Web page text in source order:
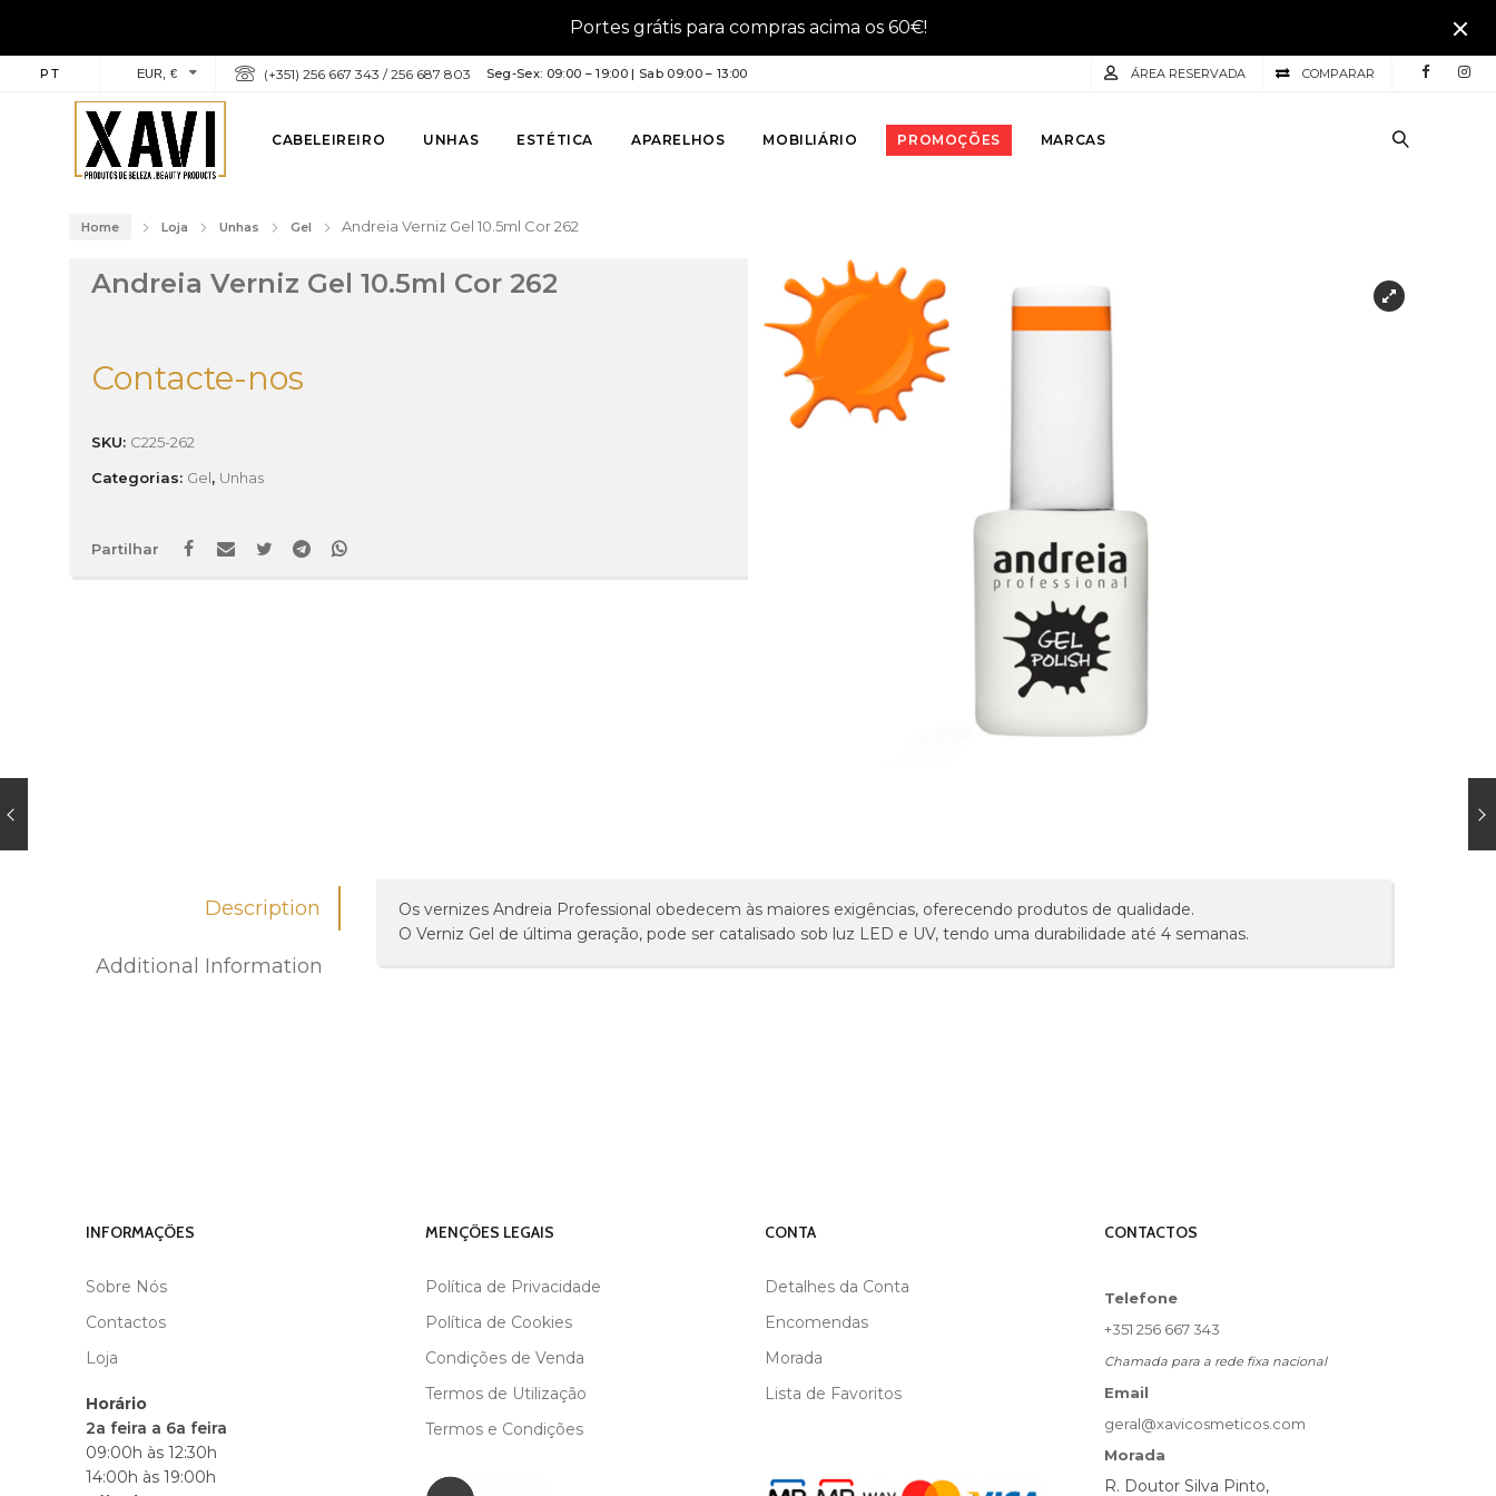
Portes grátis para compras acima os 60€!
PT EUR, € (+351) 256 667 343 / 256 687 803 Seg-Sex: 09:00 – 19:00 | Sab 09:00 – 13:00 COMPARAR
ÁREA RESERVADA
CABELEIREIRO UNHAS ESTÉTICA APARELHOS MOBILIÁRIO PROMOÇÕES MARCAS
Home Loja Unhas Gel Andreia Verniz Gel 10.5ml Cor 262
Andreia Verniz Gel 10.5ml Cor 262
Contacte-nos
SKU: C225-262
Categorias: Gel, Unhas
Partilhar
Description
Additional Information
Os vernizes Andreia Professional obedecem às maiores exigências, oferecendo produtos de qualidade.
O Verniz Gel de última geração, pode ser catalisado sob luz LED e UV, tendo uma durabilidade até 4 semanas.
INFORMAÇÕES
Sobre Nós
Contactos
Loja
Horário
2a feira a 6a feira
09:00h às 12:30h
14:00h às 19:00h
MENÇÕES LEGAIS
Política de Privacidade
Política de Cookies
Condições de Venda
Termos de Utilização
Termos e Condições
CONTA
Detalhes da Conta
Encomendas
Morada
Lista de Favoritos
CONTACTOS
Telefone
+351 256 667 343
Chamada para a rede fixa nacional
Email
geral@xavicosmeticos.com
Morada
R. Doutor Silva Pinto,